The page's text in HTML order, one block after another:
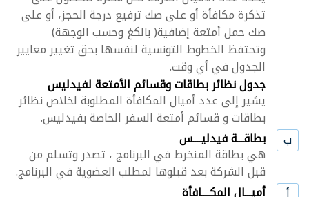
تذكرة مكافأة أو على صك ترفيع درجة الحجز، أو على
صك حمل أمتعة إضافية( بالكغ وحسب الوجهة)
وتحتفظ الخطوط التونسية لنفسها بحق تغيير معايير
الجدول في أي وقت.
جدول نظائر بطاقات وقسائم الأمتعة لفيدليس
يشير إلى عدد أميال المكافأة المطلوبة لخلاص نظائر
بطاقات و قسائم أمتعة السفر الخاصة بفيدليس.
ب
بطاقـــة فيدليــــس
هي بطاقة المنخرط في البرنامج ، تصدر وتسلم من
قبل الشركة بعد قبلوها لمطلب العضوية في البرنامج.
أميـــال المكــــافأة